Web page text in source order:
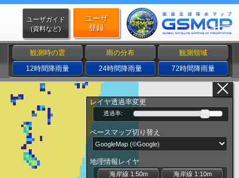
ユーザガイド
(資料など)
ユーザ
登録
観測時の雲 雨の分布
観測領域
12時間降雨量
24時間降雨量 72時間降雨量
レイヤ透過率変更
透過率:
ベースマップ切り替え
地理情報レイヤ
海岸線 1:50m 海岸線 1:10m